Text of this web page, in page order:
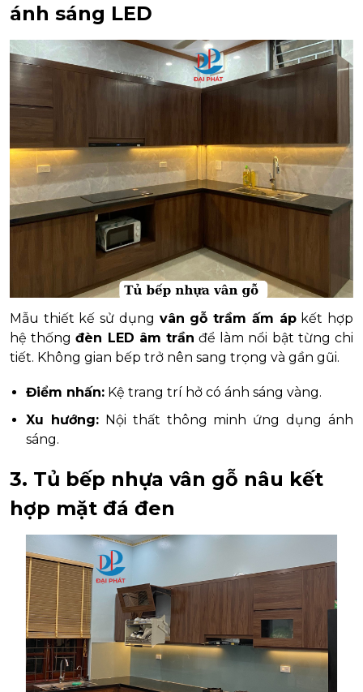
ánh sáng LED
Mẫu thiết kế sử dụng vân gỗ trầm ấm ápkết hợp
hệ thốngđèn LED âm trần để làm nổi bật từng chi
tiết. Không gian bếp trở nên sang trọng và gần gũi.
Điểm nhấn: Kệ trang trí hở có ánh sáng vàng.
Xu hướng:Nội thất thông minh ứng dụng ánh
sáng.
3. Tủ bếp nhựa vân gỗ nâu kết
hợp mặt đá đen